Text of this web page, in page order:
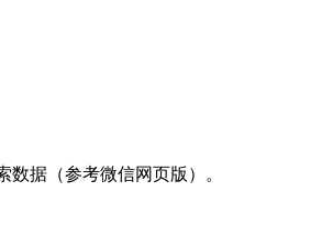
据（参考微信网页版）。